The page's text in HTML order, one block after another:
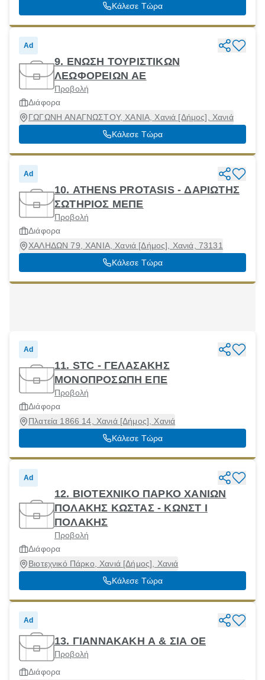
Κάλεσε Τώρα
Ad
9. ΕΝΩΣΗ ΤΟΥΡΙΣΤΙΚΩΝ
ΛΕΩΦΟΡΕΙΩΝ ΑΕ
Προβολή
Διάφορα
ΓΩΓΩΝΗ ΑΝΑΓΝΩΣΤΟΥ, ΧΑΝΙΑ, Χανιά [Δήμος], Χανιά
Κάλεσε Τώρα
Ad
10. ATHENS PROTASIS - ΔΑΡΙΩΤΗΣ
ΣΩΤΗΡΙΟΣ ΜΕΠΕ
Προβολή
Διάφορα
ΧΑΛΗΔΩΝ 79, ΧΑΝΙΑ, Χανιά [Δήμος], Χανιά, 73131
Κάλεσε Τώρα
Ad
11. STC - ΓΕΛΑΣΑΚΗΣ
ΜΟΝΟΠΡΟΣΩΠΗ ΕΠΕ
Προβολή
Διάφορα
Πλατεία 1866 14, Χανιά [Δήμος], Χανιά
Κάλεσε Τώρα
Ad
12. ΒΙΟΤΕΧΝΙΚΟ ΠΑΡΚΟ ΧΑΝΙΩΝ
ΠΟΛΑΚΗΣ ΚΩΣΤΑΣ - ΚΩΝΣΤ Ι
ΠΟΛΑΚΗΣ
Προβολή
Διάφορα
Βιοτεχνικό Πάρκο, Χανιά [Δήμος], Χανιά
Κάλεσε Τώρα
Ad
13. ΓΙΑΝΝΑΚΑΚΗ Α & ΣΙΑ ΟΕ
Προβολή
Διάφορα